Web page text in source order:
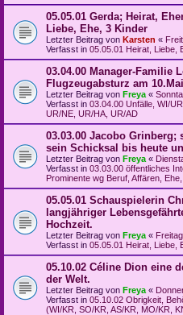
05.05.01 Gerda; Heirat,
Liebe, Ehe, 3 Kinder
Letzter Beitrag von Karsten «
Verfasst in 05.05.01 Heirat, Liebe,
03.04.00 Manager-Familie
Flugzeugabsturz am
Letzter Beitrag von Freya «
Verfasst in 03.04.00 Unfälle, WI/
UR/NE, UR/HA, UR/AD
03.03.00 Jacobo
sein Schicksal bis heute
Letzter Beitrag von Freya «
Verfasst in 03.03.00 öffentliches
Prominente wg Beruf, Affären,
05.05.01 Schauspielerin
langjähriger
Hochzeit.
Letzter Beitrag von Freya «
Verfasst in 05.05.01 Heirat, Liebe,
05.10.02 Céline Dion eine
der Welt.
Letzter Beitrag von Freya «
Verfasst in 05.10.02 Obrigkeit,
(WI/KR, SO/KR, AS/KR, MO/KR,